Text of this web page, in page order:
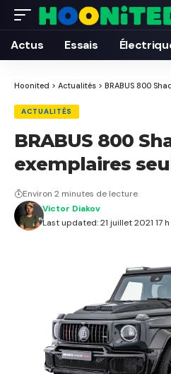
Actus Essais
Hoonited > Actualités > BRABUS 800
ACTUALITÉS
BRABUS 800
exemplaires
Last updated: 21 juillet 2021 17
Victor Diakov
Environ 2 minutes de lecture